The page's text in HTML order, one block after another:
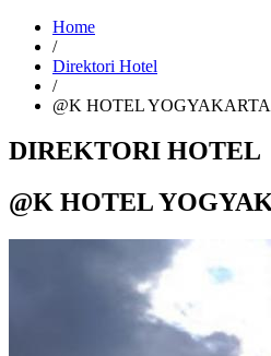
Home
/
Direktori Hotel
/
@K HOTEL YOGYAKARTA
DIREKTORI HOTEL
@K HOTEL